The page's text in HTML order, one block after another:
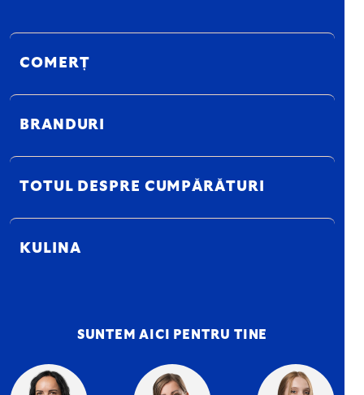
COMERȚ
BRANDURI
TOTUL DESPRE CUMPĂRĂTURI
KULINA
SUNTEM AICI PENTRU TINE